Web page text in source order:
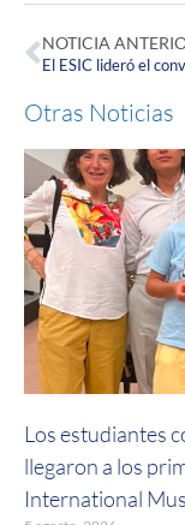
NOTICIA
Otras Noticias
Los estudiantes
llegaron a los
International